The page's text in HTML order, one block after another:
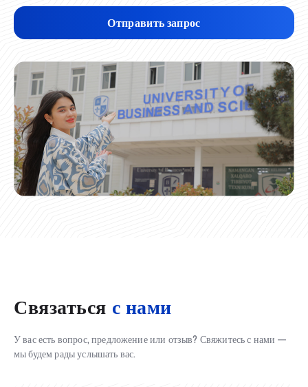
Отправить запрос
Связаться с нами
У вас есть вопрос, предложение или отзыв? Свяжитесь с нами —
мы будем рады услышать вас.